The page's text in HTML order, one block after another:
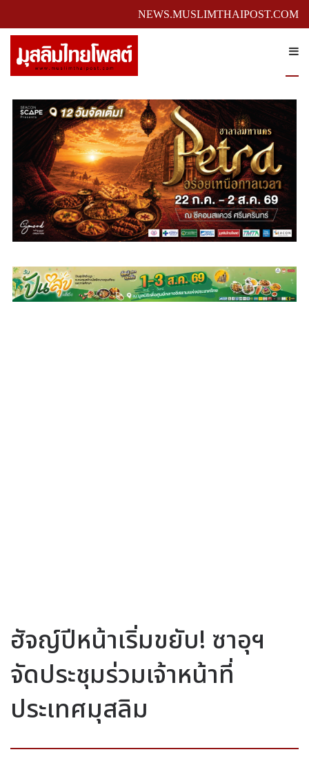
NEWS.MUSLIMTHAIPOST.COM
ฮัจญ์ปีหน้าเริ่มขยับ! ซาอุฯ
จัดประชุมร่วมเจ้าหน้าที่
ประเทศมุสลิม